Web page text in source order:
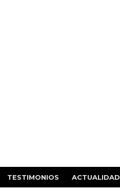
TESTIMONIOS ACTUALIDAD